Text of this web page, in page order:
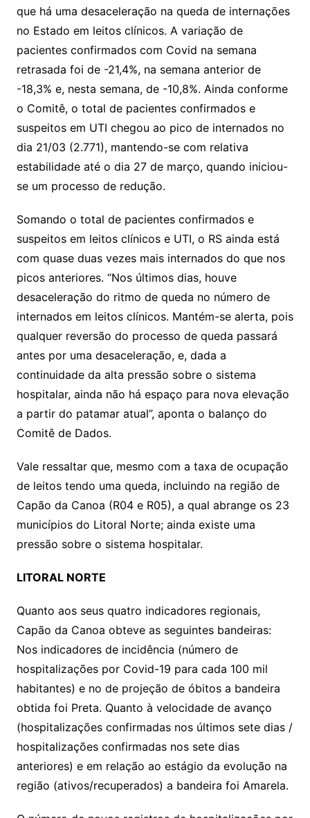
que há uma desaceleração na queda de internações
no Estado em leitos clínicos. A variação de
pacientes confirmados com Covid na semana
retrasada foi de -21,4%, na semana anterior de
-18,3% e, nesta semana, de -10,8%. Ainda conforme
o Comitê, o total de pacientes confirmados e
suspeitos em UTI chegou ao pico de internados no
dia 21/03 (2.771), mantendo-se com relativa
estabilidade até o dia 27 de março, quando iniciou-
se um processo de redução.
Somando o total de pacientes confirmados e
suspeitos em leitos clínicos e UTI, o RS ainda está
com quase duas vezes mais internados do que nos
picos anteriores. “Nos últimos dias, houve
desaceleração do ritmo de queda no número de
internados em leitos clínicos. Mantém-se alerta, pois
qualquer reversão do processo de queda passará
antes por uma desaceleração, e, dada a
continuidade da alta pressão sobre o sistema
hospitalar, ainda não há espaço para nova elevação
a partir do patamar atual”, aponta o balanço do
Comitê de Dados.
Vale ressaltar que, mesmo com a taxa de ocupação
de leitos tendo uma queda, incluindo na região de
Capão da Canoa (R04 e R05), a qual abrange os 23
municípios do Litoral Norte; ainda existe uma
pressão sobre o sistema hospitalar.
LITORAL NORTE
Quanto aos seus quatro indicadores regionais,
Capão da Canoa obteve as seguintes bandeiras:
Nos indicadores de incidência (número de
hospitalizações por Covid-19 para cada 100 mil
habitantes) e no de projeção de óbitos a bandeira
obtida foi Preta. Quanto à velocidade de avanço
(hospitalizações confirmadas nos últimos sete dias /
hospitalizações confirmadas nos sete dias
anteriores) e em relação ao estágio da evolução na
região (ativos/recuperados) a bandeira foi Amarela.